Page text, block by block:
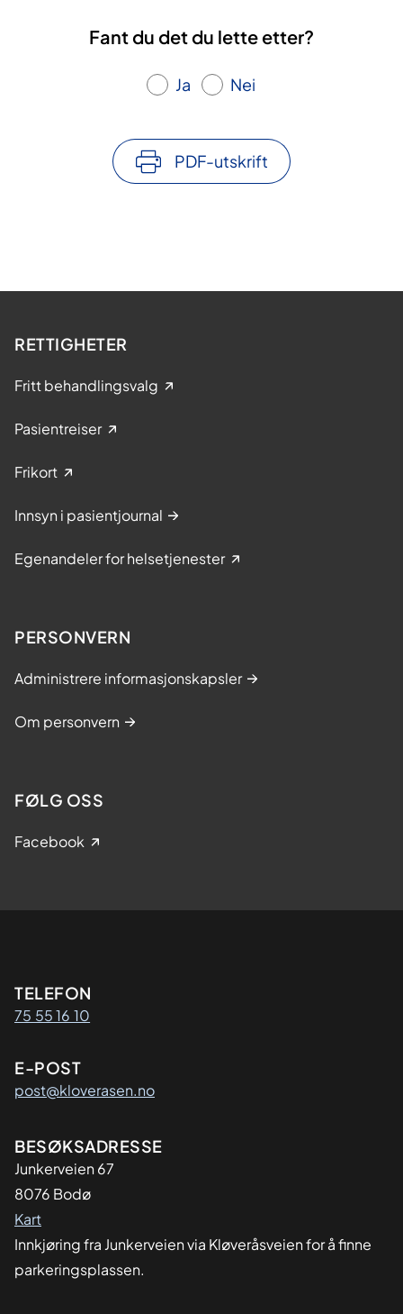
Fant du det du lette etter?
Ja Nei
PDF-utskrift
RETTIGHETER
Fritt behandlingsvalg
Pasientreiser
Frikort
Innsyn i pasientjournal
Egenandeler for helsetjenester
PERSONVERN
Administrere informasjonskapsler
Om personvern
FØLG OSS
Facebook
Kontaktinformasjon
TELEFON
75 55 16 10
E-POST
post@kloverasen.no
Adresse
BESØKSADRESSE
Junkerveien 67
8076 Bodø
Kart
Innkjøring fra Junkerveien via Kløveråsveien for å finne
parkeringsplassen.